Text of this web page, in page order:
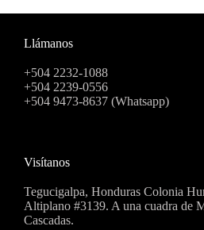
Llámanos
+504 2232-1088
+504 2239-0556
+504 9473-8637 (Whatsapp)
Visítanos
Tegucigalpa, Honduras Colonia
Altiplano #3139. A una cuadra de
Cascadas.